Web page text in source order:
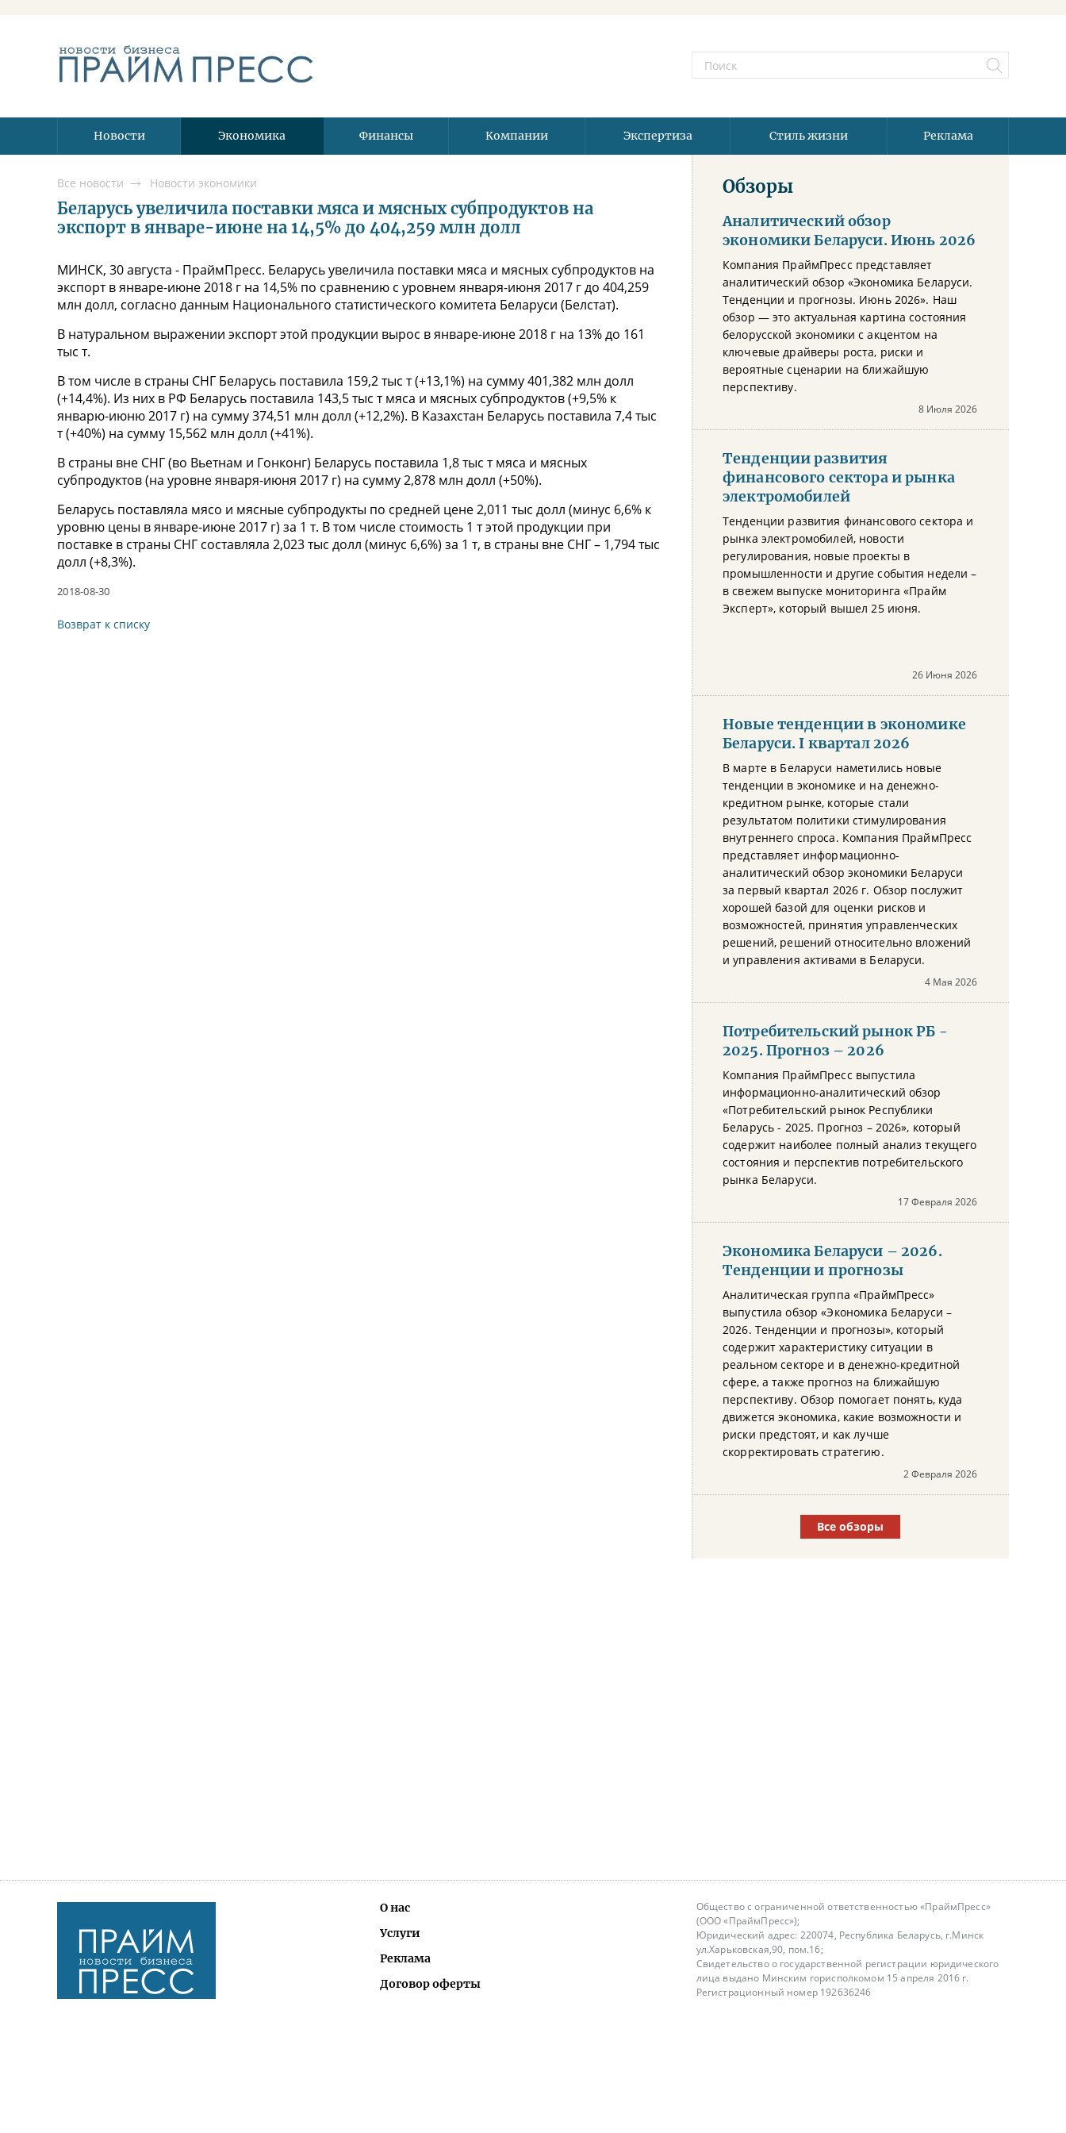
Новости Экономика Финансы Компании Экспертиза Стиль жизни Реклама
Все новости Новости экономики
Беларусь увеличила поставки мяса и мясных субпродуктов на
экспорт в январе-июне на 14,5% до 404,259 млн долл
МИНСК, 30 августа - ПраймПресс. Беларусь увеличила поставки мяса и мясных субпродуктов на
экспорт в январе-июне 2018 г на 14,5% по сравнению с уровнем января-июня 2017 г до 404,259
млн долл, согласно данным Национального статистического комитета Беларуси (Белстат).
В натуральном выражении экспорт этой продукции вырос в январе-июне 2018 г на 13% до 161
тыс т.
В том числе в страны СНГ Беларусь поставила 159,2 тыс т (+13,1%) на сумму 401,382 млн долл
(+14,4%). Из них в РФ Беларусь поставила 143,5 тыс т мяса и мясных субпродуктов (+9,5% к
январю-июню 2017 г) на сумму 374,51 млн долл (+12,2%). В Казахстан Беларусь поставила 7,4 тыс
т (+40%) на сумму 15,562 млн долл (+41%).
В страны вне СНГ (во Вьетнам и Гонконг) Беларусь поставила 1,8 тыс т мяса и мясных
субпродуктов (на уровне января-июня 2017 г) на сумму 2,878 млн долл (+50%).
Беларусь поставляла мясо и мясные субпродукты по средней цене 2,011 тыс долл (минус 6,6% к
уровню цены в январе-июне 2017 г) за 1 т. В том числе стоимость 1 т этой продукции при
поставке в страны СНГ составляла 2,023 тыс долл (минус 6,6%) за 1 т, в страны вне СНГ – 1,794 тыс
долл (+8,3%).
2018-08-30
Возврат к списку
Обзоры
Аналитический обзор
экономики Беларуси. Июнь 2026
Компания ПраймПресс представляет
аналитический обзор «Экономика Беларуси.
Тенденции и прогнозы. Июнь 2026». Наш
обзор — это актуальная картина состояния
белорусской экономики с акцентом на
ключевые драйверы роста, риски и
вероятные сценарии на ближайшую
перспективу.
8 Июля 2026
Тенденции развития
финансового сектора и рынка
электромобилей
Тенденции развития финансового сектора и
рынка электромобилей, новости
регулирования, новые проекты в
промышленности и другие события недели –
в свежем выпуске мониторинга «Прайм
Эксперт», который вышел 25 июня.
26 Июня 2026
Новые тенденции в экономике
Беларуси. I квартал 2026
В марте в Беларуси наметились новые
тенденции в экономике и на денежно-
кредитном рынке, которые стали
результатом политики стимулирования
внутреннего спроса. Компания ПраймПресс
представляет информационно-
аналитический обзор экономики Беларуси
за первый квартал 2026 г. Обзор послужит
хорошей базой для оценки рисков и
возможностей, принятия управленческих
решений, решений относительно вложений
и управления активами в Беларуси.
4 Мая 2026
Потребительский рынок РБ -
2025. Прогноз – 2026
Компания ПраймПресс выпустила
информационно-аналитический обзор
«Потребительский рынок Республики
Беларусь - 2025. Прогноз – 2026», который
содержит наиболее полный анализ текущего
состояния и перспектив потребительского
рынка Беларуси.
17 Февраля 2026
Экономика Беларуси – 2026.
Тенденции и прогнозы
Аналитическая группа «ПраймПресс»
выпустила обзор «Экономика Беларуси –
2026. Тенденции и прогнозы», который
содержит характеристику ситуации в
реальном секторе и в денежно-кредитной
сфере, а также прогноз на ближайшую
перспективу. Обзор помогает понять, куда
движется экономика, какие возможности и
риски предстоят, и как лучше
скорректировать стратегию.
2 Февраля 2026
Все обзоры
О нас
Услуги
Реклама
Договор оферты
Общество с ограниченной ответственностью «ПраймПресс»
(ООО «ПраймПресс»);
Юридический адрес: 220074, Республика Беларусь, г.Минск
ул.Харьковская,90, пом.16;
Свидетельство о государственной регистрации юридического
лица выдано Минским горисполкомом 15 апреля 2016 г.
Регистрационный номер 192636246